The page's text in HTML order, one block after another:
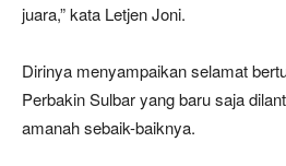
juara,” kata Letjen Joni.
Dirinya menyampaikan selamat
Perbakin Sulbar yang baru saja
amanah sebaik-baiknya.